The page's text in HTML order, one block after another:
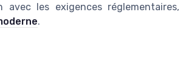
les exigences réglementaires,
.